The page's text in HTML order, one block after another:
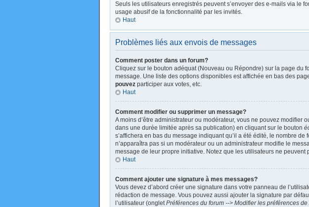
Seuls les utilisateurs enregistrés peuvent s’envoyer des e-mails via le
usage abusif de la fonctionnalité par les invités.
Haut
Problèmes liés aux envois de messages
Comment poster dans un forum?
Cliquez sur le bouton adéquat (Nouveau ou Répondre) sur la page du
message. Une liste des options disponibles est affichée en bas des
pouvez participer aux votes, etc.
Haut
Comment modifier ou supprimer un message?
A moins d’être administrateur ou modérateur, vous ne pouvez
dans une durée limitée après sa publication) en cliquant sur le bouton
s’affichera en bas du message indiquant qu’il a été édité, le nombre
n’apparaîtra pas si un modérateur ou un administrateur modifie le
message de leur propre initiative. Notez que les utilisateurs ne
Haut
Comment ajouter une signature à mes messages?
Vous devez d’abord créer une signature dans votre panneau de
rédaction de message. Vous pouvez aussi ajouter la signature par
l’utilisateur (ongletPréférences du forum --> Modifier les préférences